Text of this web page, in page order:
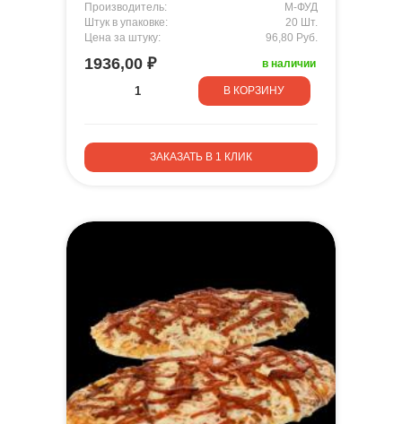
Производитель:
М-ФУД
Штук в упаковке:
20 Шт.
Цена за штуку:
96,80 Руб.
1936,00 ₽ в наличии
В КОРЗИНУ
ЗАКАЗАТЬ В 1 КЛИК